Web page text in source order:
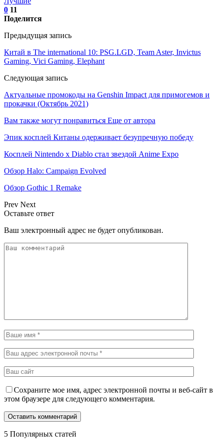
0 11
Поделится
Предыдущая запись
Китай в The international 10: PSG.LGD, Team Aster, Invictus
Gaming, Vici Gaming, Elephant
Следующая запись
Актуальные промокоды на Genshin Impact для примогемов и
прокачки (Октябрь 2021)
Вам также могут понравиться Еще от автора
Эпик косплей Китаны одерживает безупречную победу
Косплей Nintendo x Diablo стал звездой Anime Expo
Обзор Halo: Campaign Evolved
Обзор Gothic 1 Remake
Prev Next
Оставьте ответ
Ваш электронный адрес не будет опубликован.
Сохраните мое имя, адрес электронной почты и веб-сайт в
этом браузере для следующего комментария.
5 Популярных статей